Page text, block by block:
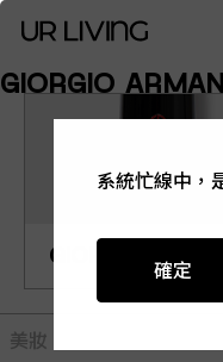
GIORGIO
GIORGIO
美妝
系統忙線中，
確定
系統忙線中，
確定
系統忙線中，
確定
系統忙線中，
確定
系統忙線中，
確定